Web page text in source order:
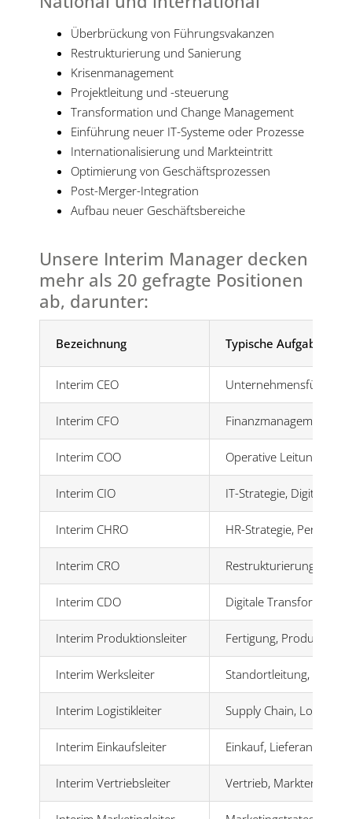
Überbrückung von Führungsvakanzen
Restrukturierung und Sanierung
Krisenmanagement
Projektleitung und -steuerung
Transformation und Change Management
Einführung neuer IT-Systeme oder Prozesse
Internationalisierung und Markteintritt
Optimierung von Geschäftsprozessen
Post-Merger-Integration
Aufbau neuer Geschäftsbereiche
Unsere Interim Manager decken
mehr als 20 gefragte Positionen
ab, darunter:
Bezeichnung Typische
Interim CEO Unternehmensführung
Interim CFO Finanzmanagement,
Interim COO Operative Leitung,
Interim CIO IT-Strategie,
Interim CHRO HR-Strategie,
Interim CRO Restrukturierung,
Interim CDO Digitale Transformation
Interim Produktionsleiter Fertigung,
Interim Werksleiter Standortleitung,
Interim Logistikleiter Supply Chain,
Interim Einkaufsleiter Einkauf,
Interim Vertriebsleiter Vertrieb,